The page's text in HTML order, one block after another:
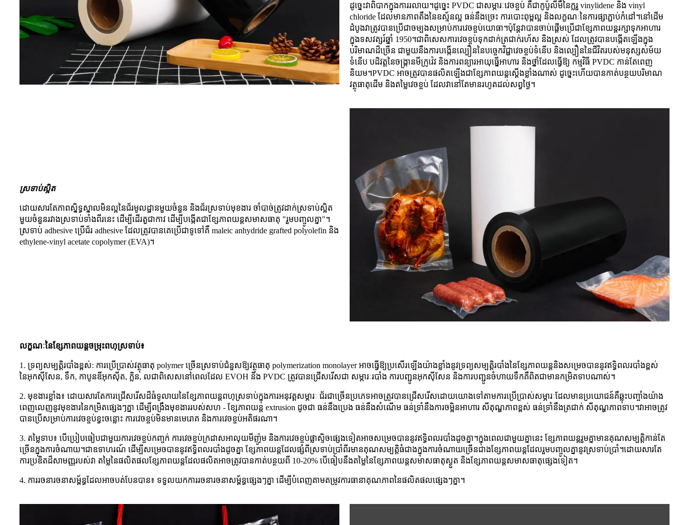
ដូច្នេះវាពិបាកក្នុងការរលាយ។ដូច្នេះ PVDC ជាសម្ភារៈវេចខ្ចប់ គឺជាកូប៉ូលីមឺនៃក្លរួ vinylidene និង vinyl
chloride ដែលមានភាពតឹងនៃឧស្ម័នល្អ ធន់នឹងច្រេះ ការបោះពុម្ពល្អ និងលក្ខណៈនៃការផ្សាភ្ជាប់កំដៅ។នៅដើម
ដំបូងវាត្រូវបានប្រើជាចម្បងសម្រាប់ការវេចខ្ចប់យោធា។ប៉ុន្តែ​វា​បាន​ចាប់​ផ្ដើម​ប្រើ​ជា​ខ្សែ​ភាព​យន្ត​រក្សា​ទុក​អាហារ​
ក្នុង​ទសវត្សរ៍​ឆ្នាំ 1950។ជាពិសេសការវេចខ្ចប់ទុកដាក់ត្រជាក់រហ័ស និងស្រស់ ដែលត្រូវបានបង្កើតឡើងក្នុង
បរិមាណដ៏ច្រើន ជាមួយនឹងការបង្កើនល្បឿននៃបច្ចេកវិជ្ជាវេចខ្ចប់ទំនើប និងល្បឿននៃជីវិតរបស់មនុស្សសម័យ
ទំនើប បដិវត្តនៃចង្ក្រានមីក្រូវ៉េវ និងការពន្យារអាយុធ្នើអាហារ និងថ្នាំដែលធ្វើឱ្យ កម្មវិធី PVDC កាន់តែពេញ
និយម។PVDC អាច​ត្រូវ​បាន​ផលិត​ឡើង​ជា​ខ្សែ​ភាព​យន្ត​ស្តើង​ខ្លាំង​ណាស់ ដូច្នេះ​ហើយ​បាន​កាត់​បន្ថយ​បរិមាណ​
វត្ថុ​ធាតុ​ដើម និង​តម្លៃ​វេច​ខ្ចប់ ដែល​វា​នៅ​តែ​មាន​រហូត​ដល់​សព្វ​ថ្ងៃ។
ស្រទាប់ស្អិត
ដោយសារតែភាពស្និទ្ធស្នាលមិនល្អនៃជ័រមូលដ្ឋានមួយចំនួន និងជ័រស្រទាប់មុខងារ ចាំបាច់ត្រូវដាក់ស្រទាប់ស្អិត
មួយចំនួនរវាងស្រទាប់ទាំងពីរនេះ ដើម្បីដើរតួជាកាវ ដើម្បីបង្កើតជាខ្សែភាពយន្តសមាសធាតុ "រួមបញ្ចូលគ្នា"។
ស្រទាប់ adhesive ប្រើជ័រ adhesive ដែលត្រូវបានគេប្រើជាទូទៅគឺ maleic anhydride grafted polyolefin និង
ethylene-vinyl acetate copolymer (EVA)។
លក្ខណៈនៃខ្សែភាពយន្តចម្រុះពហុស្រទាប់៖
1. ទ្រព្យសម្បត្តិរបាំងខ្ពស់: ការប្រើប្រាស់វត្ថុធាតុ polymer ច្រើនស្រទាប់ជំនួសឱ្យវត្ថុធាតុ polymerization monolayer អាចធ្វើឱ្យប្រសើរឡើងយ៉ាងខ្លាំងនូវទ្រព្យសម្បត្តិរបាំងនៃខ្សែភាពយន្តនិងសម្រេចបាននូវឥទ្ធិពលរបាំងខ្ពស់
នៃអុកស៊ីសែន, ទឹក, កាបូនឌីអុកស៊ីត, ក្លិន, លជាពិសេសនៅពេលដែល EVOH និង PVDC ត្រូវបានជ្រើសរើសជា សម្ភារៈរបាំង ការបញ្ជូនអុកស៊ីសែន និងការបញ្ជូនចំហាយទឹកគឺពិតជាមានកម្រិតទាបណាស់។
2. មុខងារខ្លាំង៖ ដោយសារតែការជ្រើសរើសដ៏ធំទូលាយនៃខ្សែភាពយន្តពហុស្រទាប់ក្នុងការអនុវត្តសម្ភារៈ ជ័រជាច្រើនប្រភេទអាចត្រូវបានជ្រើសរើសដោយយោងទៅតាមការប្រើប្រាស់សម្ភារៈដែលមានប្រយោជន៍គឺឆ្លុះបញ្ចាំងយ៉ាង
ពេញលេញនូវមុខងារនៃកម្រិតផ្សេងៗគ្នា ដើម្បីពង្រឹងមុខងាររបស់សហ - ខ្សែភាពយន្ត extrusion ដូចជា ធន់នឹងប្រេង ធន់នឹងសំណើម ធន់ទ្រាំនឹងការចម្អិនអាហារ សីតុណ្ហភាពខ្ពស់ ធន់ទ្រាំនឹងត្រជាក់ សីតុណ្ហភាពទាប។វា​អាច​ត្រូវ​
បាន​ប្រើ​សម្រាប់​ការ​វេច​ខ្ចប់​ខ្វះ​ចន្លោះ ការ​វេចខ្ចប់​មិន​មាន​មេរោគ និង​ការ​វេចខ្ចប់​អតិផរណា។
3. តម្លៃទាប៖ បើប្រៀបធៀបជាមួយការវេចខ្ចប់កញ្ចក់ ការវេចខ្ចប់ក្រដាសអាលុយមីញ៉ូម និងការវេចខ្ចប់ផ្លាស្ទិចផ្សេងទៀតអាចសម្រេចបាននូវឥទ្ធិពលរបាំងដូចគ្នា។ក្នុងពេលជាមួយគ្នានេះ ខ្សែភាពយន្តរួមគ្នាមានគុណសម្បត្តិកាន់តែ
ច្រើនក្នុងការចំណាយ។ជាឧទាហរណ៍ ដើម្បីសម្រេចបាននូវឥទ្ធិពលរបាំងដូចគ្នា ខ្សែភាពយន្តដែលផ្សំពីស្រទាប់ប្រាំពីរមានគុណសម្បត្តិធំជាងក្នុងការចំណាយច្រើនជាងខ្សែភាពយន្តដែលរួមបញ្ចូលគ្នានូវស្រទាប់ប្រាំ។ដោយសារតែ
ការប្រឌិតដ៏សាមញ្ញរបស់វា តម្លៃនៃផលិតផលខ្សែភាពយន្តដែលផលិតអាចត្រូវបានកាត់បន្ថយពី 10-20% បើធៀបនឹងតម្លៃនៃខ្សែភាពយន្តសមាសធាតុស្ងួត និងខ្សែភាពយន្តសមាសធាតុផ្សេងទៀត។
4. ការរចនារចនាសម្ព័ន្ធដែលអាចបត់បែនបាន៖ ទទួលយកការរចនារចនាសម្ព័ន្ធផ្សេងៗគ្នា ដើម្បីបំពេញតាមតម្រូវការធានាគុណភាពនៃផលិតផលផ្សេងៗគ្នា។